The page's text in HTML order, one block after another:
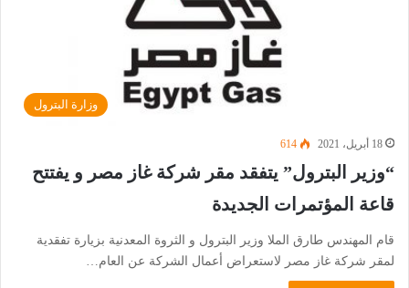
وزارة البترول
18 أبريل، 2021 614
“وزير البترول” يتفقد مقر شركة غاز مصر و يفتتح
قاعة المؤتمرات الجديدة
قام المهندس طارق الملا وزير البترول و الثروة المعدنية بزيارة تفقدية
لمقر شركة غاز مصر لاستعراض أعمال الشركة عن العام…